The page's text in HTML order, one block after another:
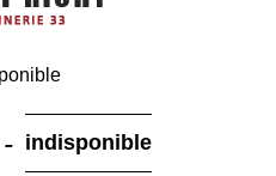
- indisponible